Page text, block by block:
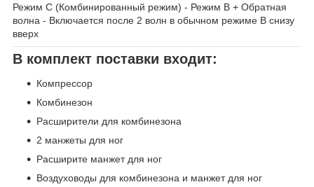
Режим С (Комбинированный режим) - Режим В + Обратная
волна - Включается после 2 волн в обычном режиме В снизу
вверх
В комплект поставки входит:
Компрессор
Комбинезон
Расширители для комбинезона
2 манжеты для ног
Расширите манжет для ног
Воздуховоды для комбинезона и манжет для ног